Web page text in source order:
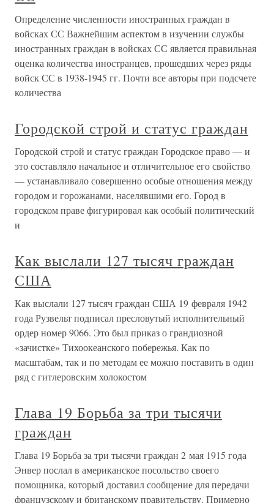
Определение численности иностранных граждан в
войсках СС Важнейшим аспектом в изучении службы
иностранных граждан в войсках СС является правильная
оценка количества иностранцев, прошедших через ряды
войск СС в 1938-1945 гг. Почти все авторы при подсчете
количества
Городской строй и статус граждан
Городской строй и статус граждан Городское право — и
это составляло начальное и отличительное его свойство
— устанавливало совершенно особые отношения между
городом и горожанами, населявшими его. Город в
городском праве фигурировал как особый политический
и
Как выслали 127 тысяч граждан
США
Как выслали 127 тысяч граждан США 19 февраля 1942
года Рузвельт подписал пресловутый исполнительный
ордер номер 9066. Это был приказ о грандиозной
«зачистке» Тихоокеанского побережья. Как по
масштабам, так и по методам ее можно поставить в один
ряд с гитлеровским холокостом
Глава 19 Борьба за три тысячи
граждан
Глава 19 Борьба за три тысячи граждан 2 мая 1915 года
Энвер послал в американское посольство своего
помощника, который доставил сообщение для передачи
французскому и британскому правительству. Примерно